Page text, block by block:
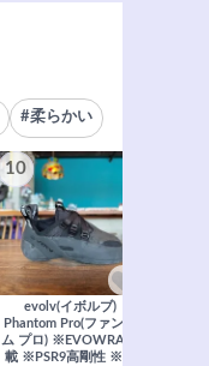
#柔らかい
10
evolv(イボルブ)
Phantom Pro(ファント
ム プロ) ※EVOWRA搭
載 ※PSR9高剛性 ※最